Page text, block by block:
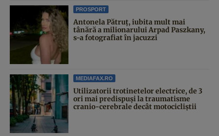
PROSPORT
Antonela Pătruț, iubita mult mai
tânără a milionarului Arpad Paszkany,
s-a fotografiat în jacuzzi
MEDIAFAX.RO
Utilizatorii trotinetelor electrice, de 3
ori mai predispuși la traumatisme
cranio-cerebrale decât motocicliștii